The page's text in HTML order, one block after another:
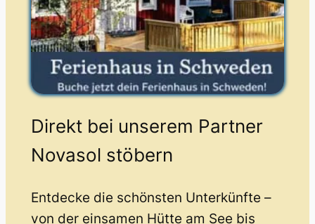
Direkt bei unserem Partner
Novasol stöbern
Entdecke die schönsten Unterkünfte –
von der einsamen Hütte am See bis